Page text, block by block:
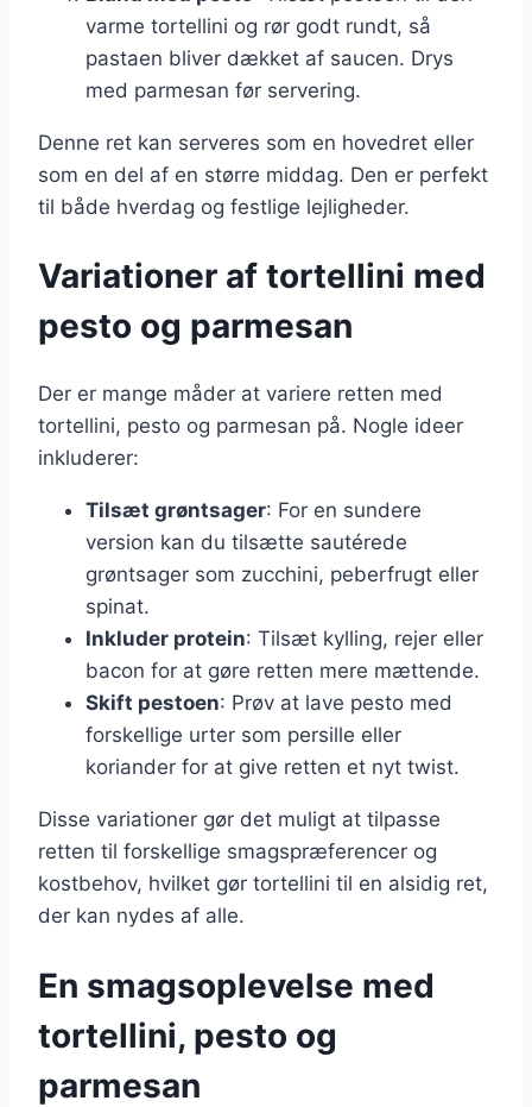
varme tortellini og rør godt rundt, så
pastaen bliver dækket af saucen. Drys
med parmesan før servering.
Denne ret kan serveres som en hovedret eller
som en del af en større middag. Den er perfekt
til både hverdag og festlige lejligheder.
Variationer af tortellini med
pesto og parmesan
Der er mange måder at variere retten med
tortellini, pesto og parmesan på. Nogle ideer
inkluderer:
Tilsæt grøntsager: For en sundere
version kan du tilsætte sautérede
grøntsager som zucchini, peberfrugt eller
spinat.
Inkluder protein: Tilsæt kylling, rejer eller
bacon for at gøre retten mere mættende.
Skift pestoen: Prøv at lave pesto med
forskellige urter som persille eller
koriander for at give retten et nyt twist.
Disse variationer gør det muligt at tilpasse
retten til forskellige smagspræferencer og
kostbehov, hvilket gør tortellini til en alsidig ret,
der kan nydes af alle.
En smagsoplevelse med
tortellini, pesto og
parmesan